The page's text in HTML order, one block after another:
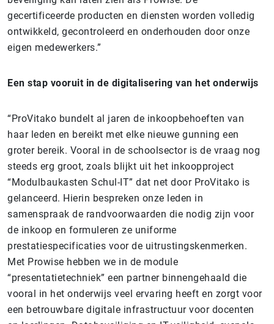
gecertificeerde producten en diensten worden volledig
ontwikkeld, gecontroleerd en onderhouden door onze
eigen medewerkers.”
Een stap vooruit in de digitalisering van het onderwijs
“ProVitako bundelt al jaren de inkoopbehoeften van
haar leden en bereikt met elke nieuwe gunning een
groter bereik. Vooral in de schoolsector is de vraag nog
steeds erg groot, zoals blijkt uit het inkoopproject
“Modulbaukasten Schul-IT” dat net door ProVitako is
gelanceerd. Hierin bespreken onze leden in
samenspraak de randvoorwaarden die nodig zijn voor
de inkoop en formuleren ze uniforme
prestatiespecificaties voor de uitrustingskenmerken.
Met Prowise hebben we in de module
“presentatietechniek” een partner binnengehaald die
vooral in het onderwijs veel ervaring heeft en zorgt voor
een betrouwbare digitale infrastructuur voor docenten